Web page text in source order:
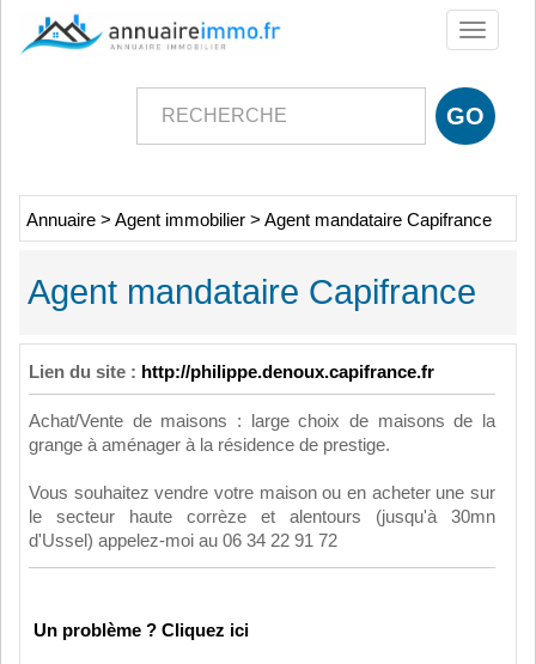
Toggle
Annuaire > Agent immobilier > Agent mandataire Capifrance
Agent mandataire Capifrance
Lien du site : http://philippe.denoux.capifrance.fr
Achat/Vente de maisons : large choix de maisons de la
grange à aménager à la résidence de prestige.
Vous souhaitez vendre votre maison ou en acheter une sur
le secteur haute corrèze et alentours (jusqu'à 30mn
d'Ussel) appelez-moi au 06 34 22 91 72
Un problème ? Cliquez ici